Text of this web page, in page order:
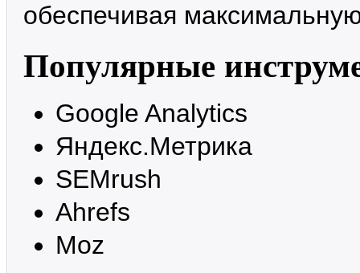
обеспечивая
Популярные
Google Analytics
Яндекс.Метрика
SEMrush
Ahrefs
Moz